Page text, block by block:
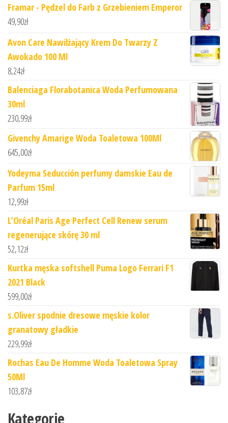
Framar - Pędzel do Farb z Grzebieniem Emperor
49,90zł
Avon Care Nawilżający Krem Do Twarzy Z
Awokado 100 Ml
8,24zł
Balenciaga Florabotanica Woda Perfumowana
30ml
230,99zł
Givenchy Amarige Woda Toaletowa 100Ml
645,00zł
Yodeyma Seducción perfumy damskie Eau de
Parfum 15ml
12,99zł
L’Oréal Paris Age Perfect Cell Renew serum
regenerujące skórę 30 ml
52,12zł
Kurtka męska softshell Puma Logo Ferrari F1
2021 Black
599,00zł
s.Oliver spodnie dresowe męskie kolor
granatowy gładkie
229,99zł
Rochas Eau De Homme Woda Toaletowa Spray
50Ml
103,87zł
Kategorie